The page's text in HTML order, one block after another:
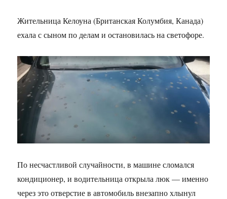
Жительница Келоуна (Британская Колумбия, Канада)
ехала с сыном по делам и остановилась на светофоре.
По несчастливой случайности, в машине сломался
кондиционер, и водительница открыла люк — именно
через это отверстие в автомобиль внезапно хлынул